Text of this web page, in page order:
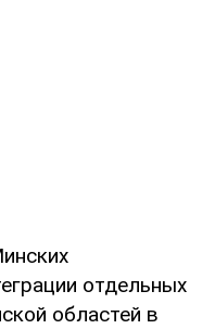
отдельных
областей в